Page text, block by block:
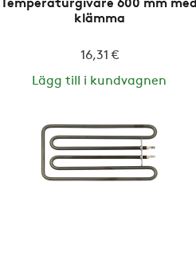
Temperaturgivare 600 mm med
klämma
16,31 €
Lägg till i kundvagnen